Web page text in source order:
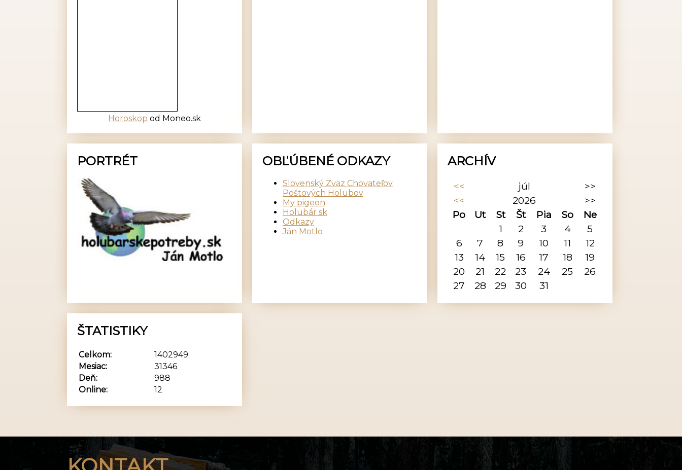
Horoskop od Moneo.sk
PORTRÉT OBĽÚBENÉ ODKAZY
Slovenský Zväz Chovateľov
Poštových Holubov
My pigeon
Holubár sk
Odkazy
Ján Motlo
ARCHÍV
<< júl
>>
<<
2026
>>
Po
Ut St Št Pia So
Ne
1
2 3 4
5
6
7 8 9 10 11
12
13
14 15 16 17 18
19
20
21 22 23 24 25
26
27
28 29 30 31
ŠTATISTIKY
Online: 12
Celkom:
1402949
Mesiac:
31346
Deň:
988